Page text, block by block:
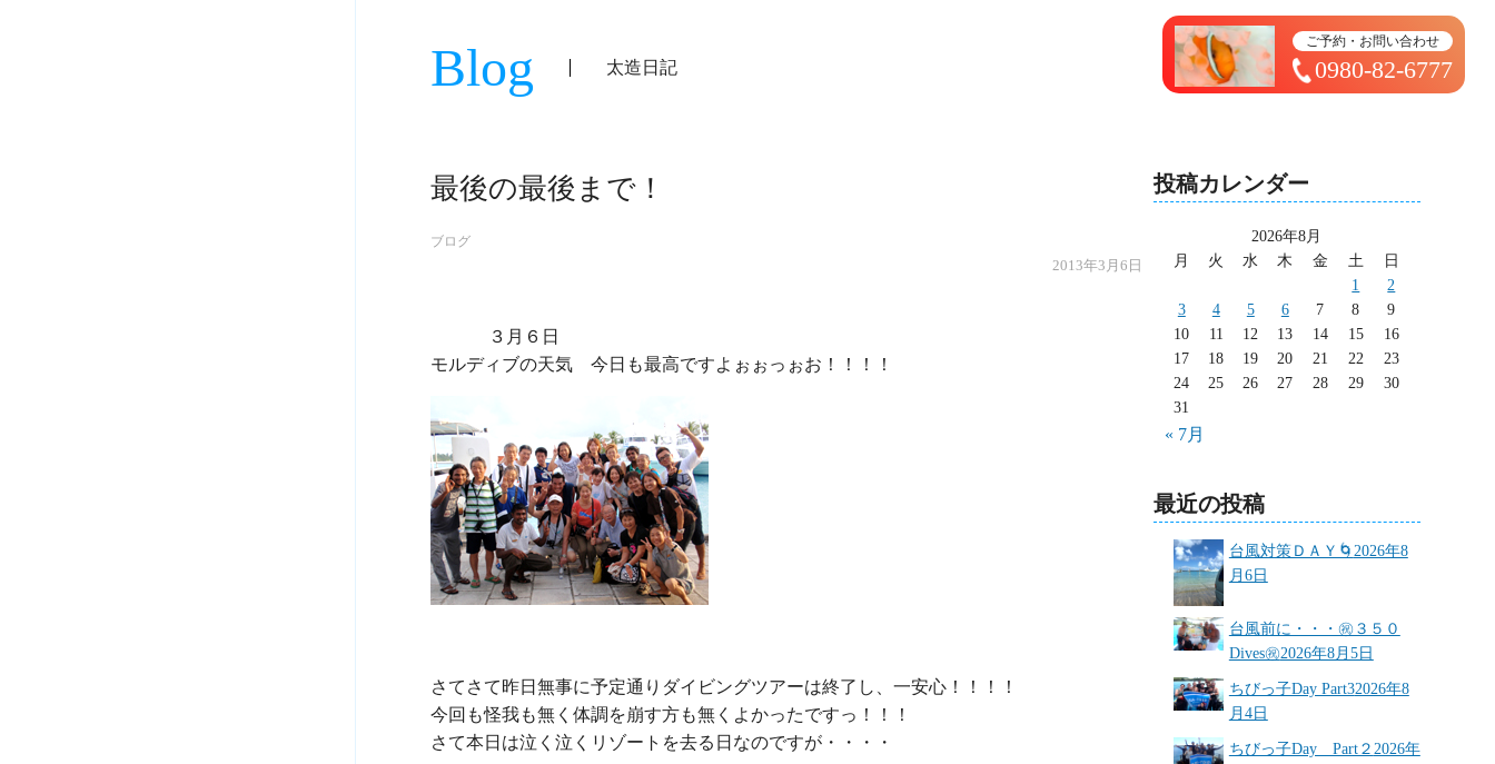
ご予約・お問い合わせ
0980-82-6777
トップページ ＞ 太造日記
Blog 太造日記
最後の最後まで！
ブログ
2013年3月6日
さてさて昨日無事に予定通りダイビングツアーは終了し、一安心！！！！
今回も怪我も無く体調を崩す方も無くよかったですっ！！！
さて本日は泣く泣くリゾートを去る日なのですが・・・・
投稿カレンダー
2026年8月
月
火 水 木 金 土
日
1
2
3
4 5 6 7 8
9
10
11 12 13 14 15
16
17
18 19 20 21 22
23
24
25 26 27 28 29
30
31
« 7月
最近の投稿
台風対策ＤＡＹ🌀 2026年8
月6日
台風前に・・・㊗３５０
Dives㊗2026年8月5日
ちびっ子Day Part32026年8
月4日
ちびっ子Day Part２ 2026年